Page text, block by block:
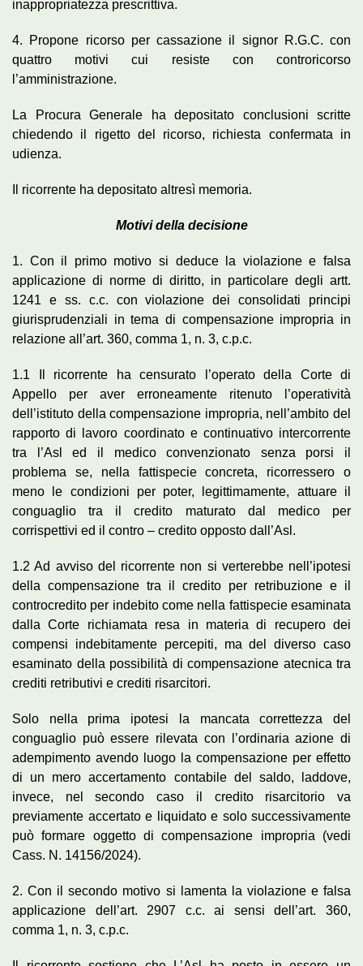
inappropriatezza prescrittiva.
4. Propone ricorso per cassazione il signor R.G.C. con
quattro motivi cui resiste con controricorso
l’amministrazione.
La Procura Generale ha depositato conclusioni scritte
chiedendo il rigetto del ricorso, richiesta confermata in
udienza.
Il ricorrente ha depositato altresì memoria.
Motivi della decisione
1. Con il primo motivo si deduce la violazione e falsa
applicazione di norme di diritto, in particolare degli artt.
1241 e ss. c.c. con violazione dei consolidati principi
giurisprudenziali in tema di compensazione impropria in
relazione all’art. 360, comma 1, n. 3, c.p.c.
1.1 Il ricorrente ha censurato l’operato della Corte di
Appello per aver erroneamente ritenuto l’operatività
dell’istituto della compensazione impropria, nell’ambito del
rapporto di lavoro coordinato e continuativo intercorrente
tra l’Asl ed il medico convenzionato senza porsi il
problema se, nella fattispecie concreta, ricorressero o
meno le condizioni per poter, legittimamente, attuare il
conguaglio tra il credito maturato dal medico per
corrispettivi ed il contro – credito opposto dall’Asl.
1.2 Ad avviso del ricorrente non si verterebbe nell’ipotesi
della compensazione tra il credito per retribuzione e il
controcredito per indebito come nella fattispecie esaminata
dalla Corte richiamata resa in materia di recupero dei
compensi indebitamente percepiti, ma del diverso caso
esaminato della possibilità di compensazione atecnica tra
crediti retributivi e crediti risarcitori.
Solo nella prima ipotesi la mancata correttezza del
conguaglio può essere rilevata con l’ordinaria azione di
adempimento avendo luogo la compensazione per effetto
di un mero accertamento contabile del saldo, laddove,
invece, nel secondo caso il credito risarcitorio va
previamente accertato e liquidato e solo successivamente
può formare oggetto di compensazione impropria (vedi
Cass. N. 14156/2024).
2. Con il secondo motivo si lamenta la violazione e falsa
applicazione dell’art. 2907 c.c. ai sensi dell’art. 360,
comma 1, n. 3, c.p.c.